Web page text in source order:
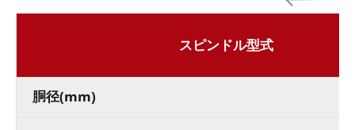
スピンドル型式
胴径(mm)